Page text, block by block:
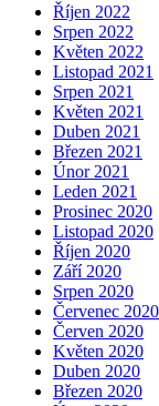
Říjen 2022
Srpen 2022
Květen 2022
Listopad 2021
Srpen 2021
Květen 2021
Duben 2021
Březen 2021
Únor 2021
Leden 2021
Prosinec 2020
Listopad 2020
Říjen 2020
Září 2020
Srpen 2020
Červenec 2020
Červen 2020
Květen 2020
Duben 2020
Březen 2020